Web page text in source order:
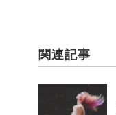
関連記事